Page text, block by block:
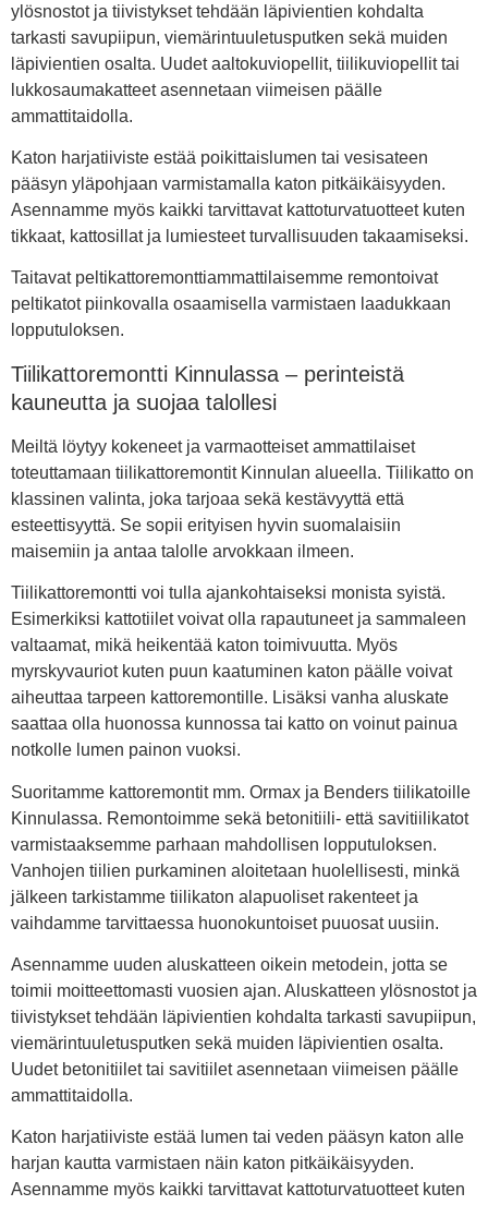
ylösnostot ja tiivistykset tehdään läpivientien kohdalta
tarkasti savupiipun, viemärintuuletusputken sekä muiden
läpivientien osalta. Uudet aaltokuviopellit, tiilikuviopellit tai
lukkosaumakatteet asennetaan viimeisen päälle
ammattitaidolla.
Katon harjatiiviste estää poikittaislumen tai vesisateen
pääsyn yläpohjaan varmistamalla katon pitkäikäisyyden.
Asennamme myös kaikki tarvittavat kattoturvatuotteet kuten
tikkaat, kattosillat ja lumiesteet turvallisuuden takaamiseksi.
Taitavat peltikattoremonttiammattilaisemme remontoivat
peltikatot piinkovalla osaamisella varmistaen laadukkaan
lopputuloksen.
Tiilikattoremontti Kinnulassa – perinteistä
kauneutta ja suojaa talollesi
Meiltä löytyy kokeneet ja varmaotteiset ammattilaiset
toteuttamaan tiilikattoremontit Kinnulan alueella. Tiilikatto on
klassinen valinta, joka tarjoaa sekä kestävyyttä että
esteettisyyttä. Se sopii erityisen hyvin suomalaisiin
maisemiin ja antaa talolle arvokkaan ilmeen.
Tiilikattoremontti voi tulla ajankohtaiseksi monista syistä.
Esimerkiksi kattotiilet voivat olla rapautuneet ja sammaleen
valtaamat, mikä heikentää katon toimivuutta. Myös
myrskyvauriot kuten puun kaatuminen katon päälle voivat
aiheuttaa tarpeen kattoremontille. Lisäksi vanha aluskate
saattaa olla huonossa kunnossa tai katto on voinut painua
notkolle lumen painon vuoksi.
Suoritamme kattoremontit mm. Ormax ja Benders tiilikatoille
Kinnulassa. Remontoimme sekä betonitiili- että savitiilikatot
varmistaaksemme parhaan mahdollisen lopputuloksen.
Vanhojen tiilien purkaminen aloitetaan huolellisesti, minkä
jälkeen tarkistamme tiilikaton alapuoliset rakenteet ja
vaihdamme tarvittaessa huonokuntoiset puuosat uusiin.
Asennamme uuden aluskatteen oikein metodein, jotta se
toimii moitteettomasti vuosien ajan. Aluskatteen ylösnostot ja
tiivistykset tehdään läpivientien kohdalta tarkasti savupiipun,
viemärintuuletusputken sekä muiden läpivientien osalta.
Uudet betonitiilet tai savitiilet asennetaan viimeisen päälle
ammattitaidolla.
Katon harjatiiviste estää lumen tai veden pääsyn katon alle
harjan kautta varmistaen näin katon pitkäikäisyyden.
Asennamme myös kaikki tarvittavat kattoturvatuotteet kuten